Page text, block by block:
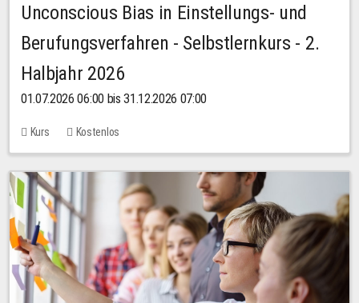
Unconscious Bias in Einstellungs- und
Berufungsverfahren - Selbstlernkurs - 2.
Halbjahr 2026
01.07.2026 06:00 bis 31.12.2026 07:00
Kurs Kostenlos